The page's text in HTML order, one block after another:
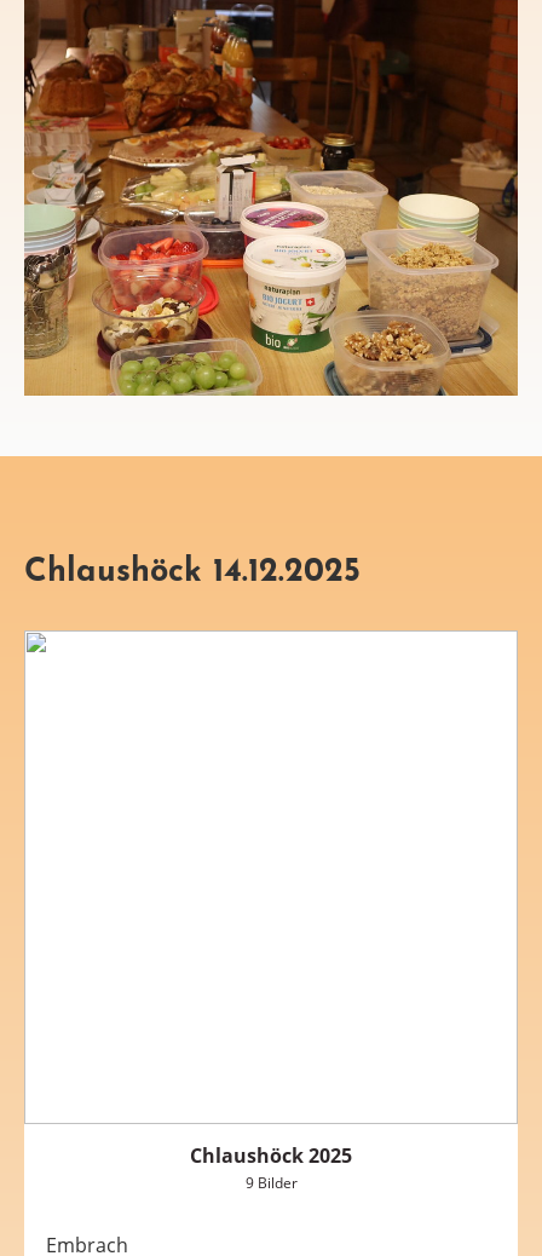
Chlaushöck 14.12.2025
Chlaushöck 2025
9 Bilder
Embrach